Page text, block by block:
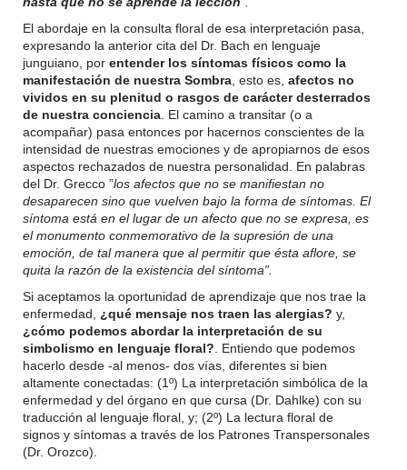
El abordaje en la consulta floral de esa interpretación pasa,
expresando la anterior cita del Dr. Bach en lenguaje
junguiano, por entender los síntomas físicos como la
manifestación de nuestra Sombra , esto es, afectos no
vividos en su plenitud o rasgos de carácter desterrados
de nuestra conciencia . El camino a transitar (o a
acompañar) pasa entonces por hacernos conscientes de la
intensidad de nuestras emociones y de apropiarnos de esos
aspectos rechazados de nuestra personalidad. En palabras
del Dr. Grecco ”los afectos que no se manifiestan no
desaparecen sino que vuelven bajo la forma de síntomas. El
síntoma está en el lugar de un afecto que no se expresa, es
el monumento conmemorativo de la supresión de una
emoción, de tal manera que al permitir que ésta aflore, se
quita la razón de la existencia del síntoma”.
Si aceptamos la oportunidad de aprendizaje que nos trae la
enfermedad,
¿qué mensaje nos traen las alergias? y,
¿cómo podemos abordar la interpretación de su
simbolismo en lenguaje floral? . Entiendo que podemos
hacerlo desde -al menos- dos vías, diferentes si bien
altamente conectadas: (1º) La interpretación simbólica de la
enfermedad y del órgano en que cursa (Dr. Dahlke) con su
traducción al lenguaje floral, y; (2º) La lectura floral de
signos y síntomas a través de los Patrones Transpersonales
(Dr. Orozco).